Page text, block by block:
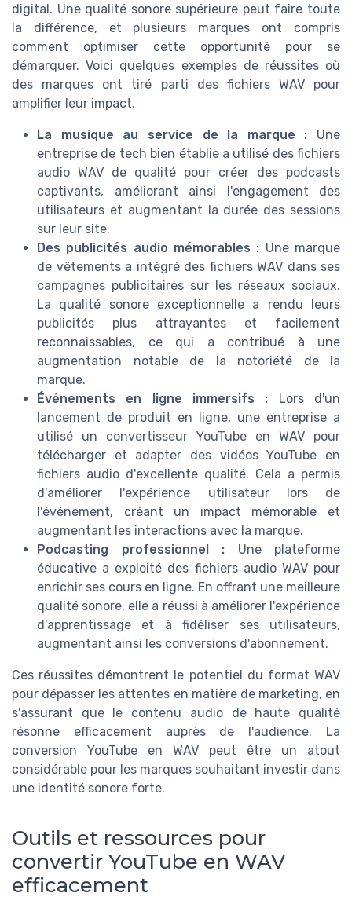
digital. Une qualité sonore supérieure peut faire toute
la différence, et plusieurs marques ont compris
comment optimiser cette opportunité pour se
démarquer. Voici quelques exemples de réussites où
des marques ont tiré parti des fichiers WAV pour
amplifier leur impact.
La musique au service de la marque : Une
entreprise de tech bien établie a utilisé des fichiers
audio WAV de qualité pour créer des podcasts
captivants, améliorant ainsi l'engagement des
utilisateurs et augmentant la durée des sessions
sur leur site.
Des publicités audio mémorables : Une marque
de vêtements a intégré des fichiers WAV dans ses
campagnes publicitaires sur les réseaux sociaux.
La qualité sonore exceptionnelle a rendu leurs
publicités plus attrayantes et facilement
reconnaissables, ce qui a contribué à une
augmentation notable de la notoriété de la
marque.
Événements en ligne immersifs : Lors d'un
lancement de produit en ligne, une entreprise a
utilisé un convertisseur YouTube en WAV pour
télécharger et adapter des vidéos YouTube en
fichiers audio d'excellente qualité. Cela a permis
d'améliorer l'expérience utilisateur lors de
l'événement, créant un impact mémorable et
augmentant les interactions avec la marque.
Podcasting professionnel : Une plateforme
éducative a exploité des fichiers audio WAV pour
enrichir ses cours en ligne. En offrant une meilleure
qualité sonore, elle a réussi à améliorer l'expérience
d'apprentissage et à fidéliser ses utilisateurs,
augmentant ainsi les conversions d'abonnement.
Ces réussites démontrent le potentiel du format WAV
pour dépasser les attentes en matière de marketing, en
s'assurant que le contenu audio de haute qualité
résonne efficacement auprès de l'audience. La
conversion YouTube en WAV peut être un atout
considérable pour les marques souhaitant investir dans
une identité sonore forte.
Outils et ressources pour
convertir YouTube en WAV
efficacement